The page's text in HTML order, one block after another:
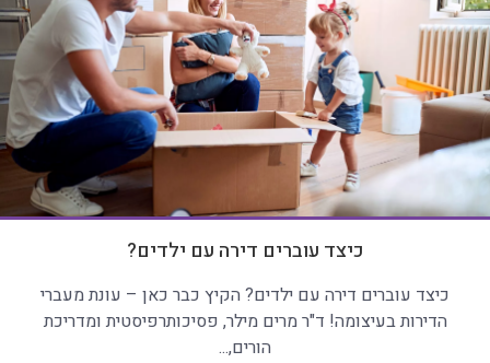
כיצד עוברים דירה עם ילדים?
כיצד עוברים דירה עם ילדים? הקיץ כבר כאן – עונת מעברי
הדירות בעיצומה! ד"ר מרים מילר, פסיכותרפיסטית ומדריכת
הורים,...